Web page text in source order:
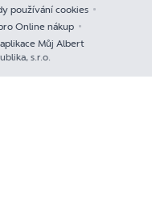
používání cookies
Online nákup
Můj Albert
s.r.o.